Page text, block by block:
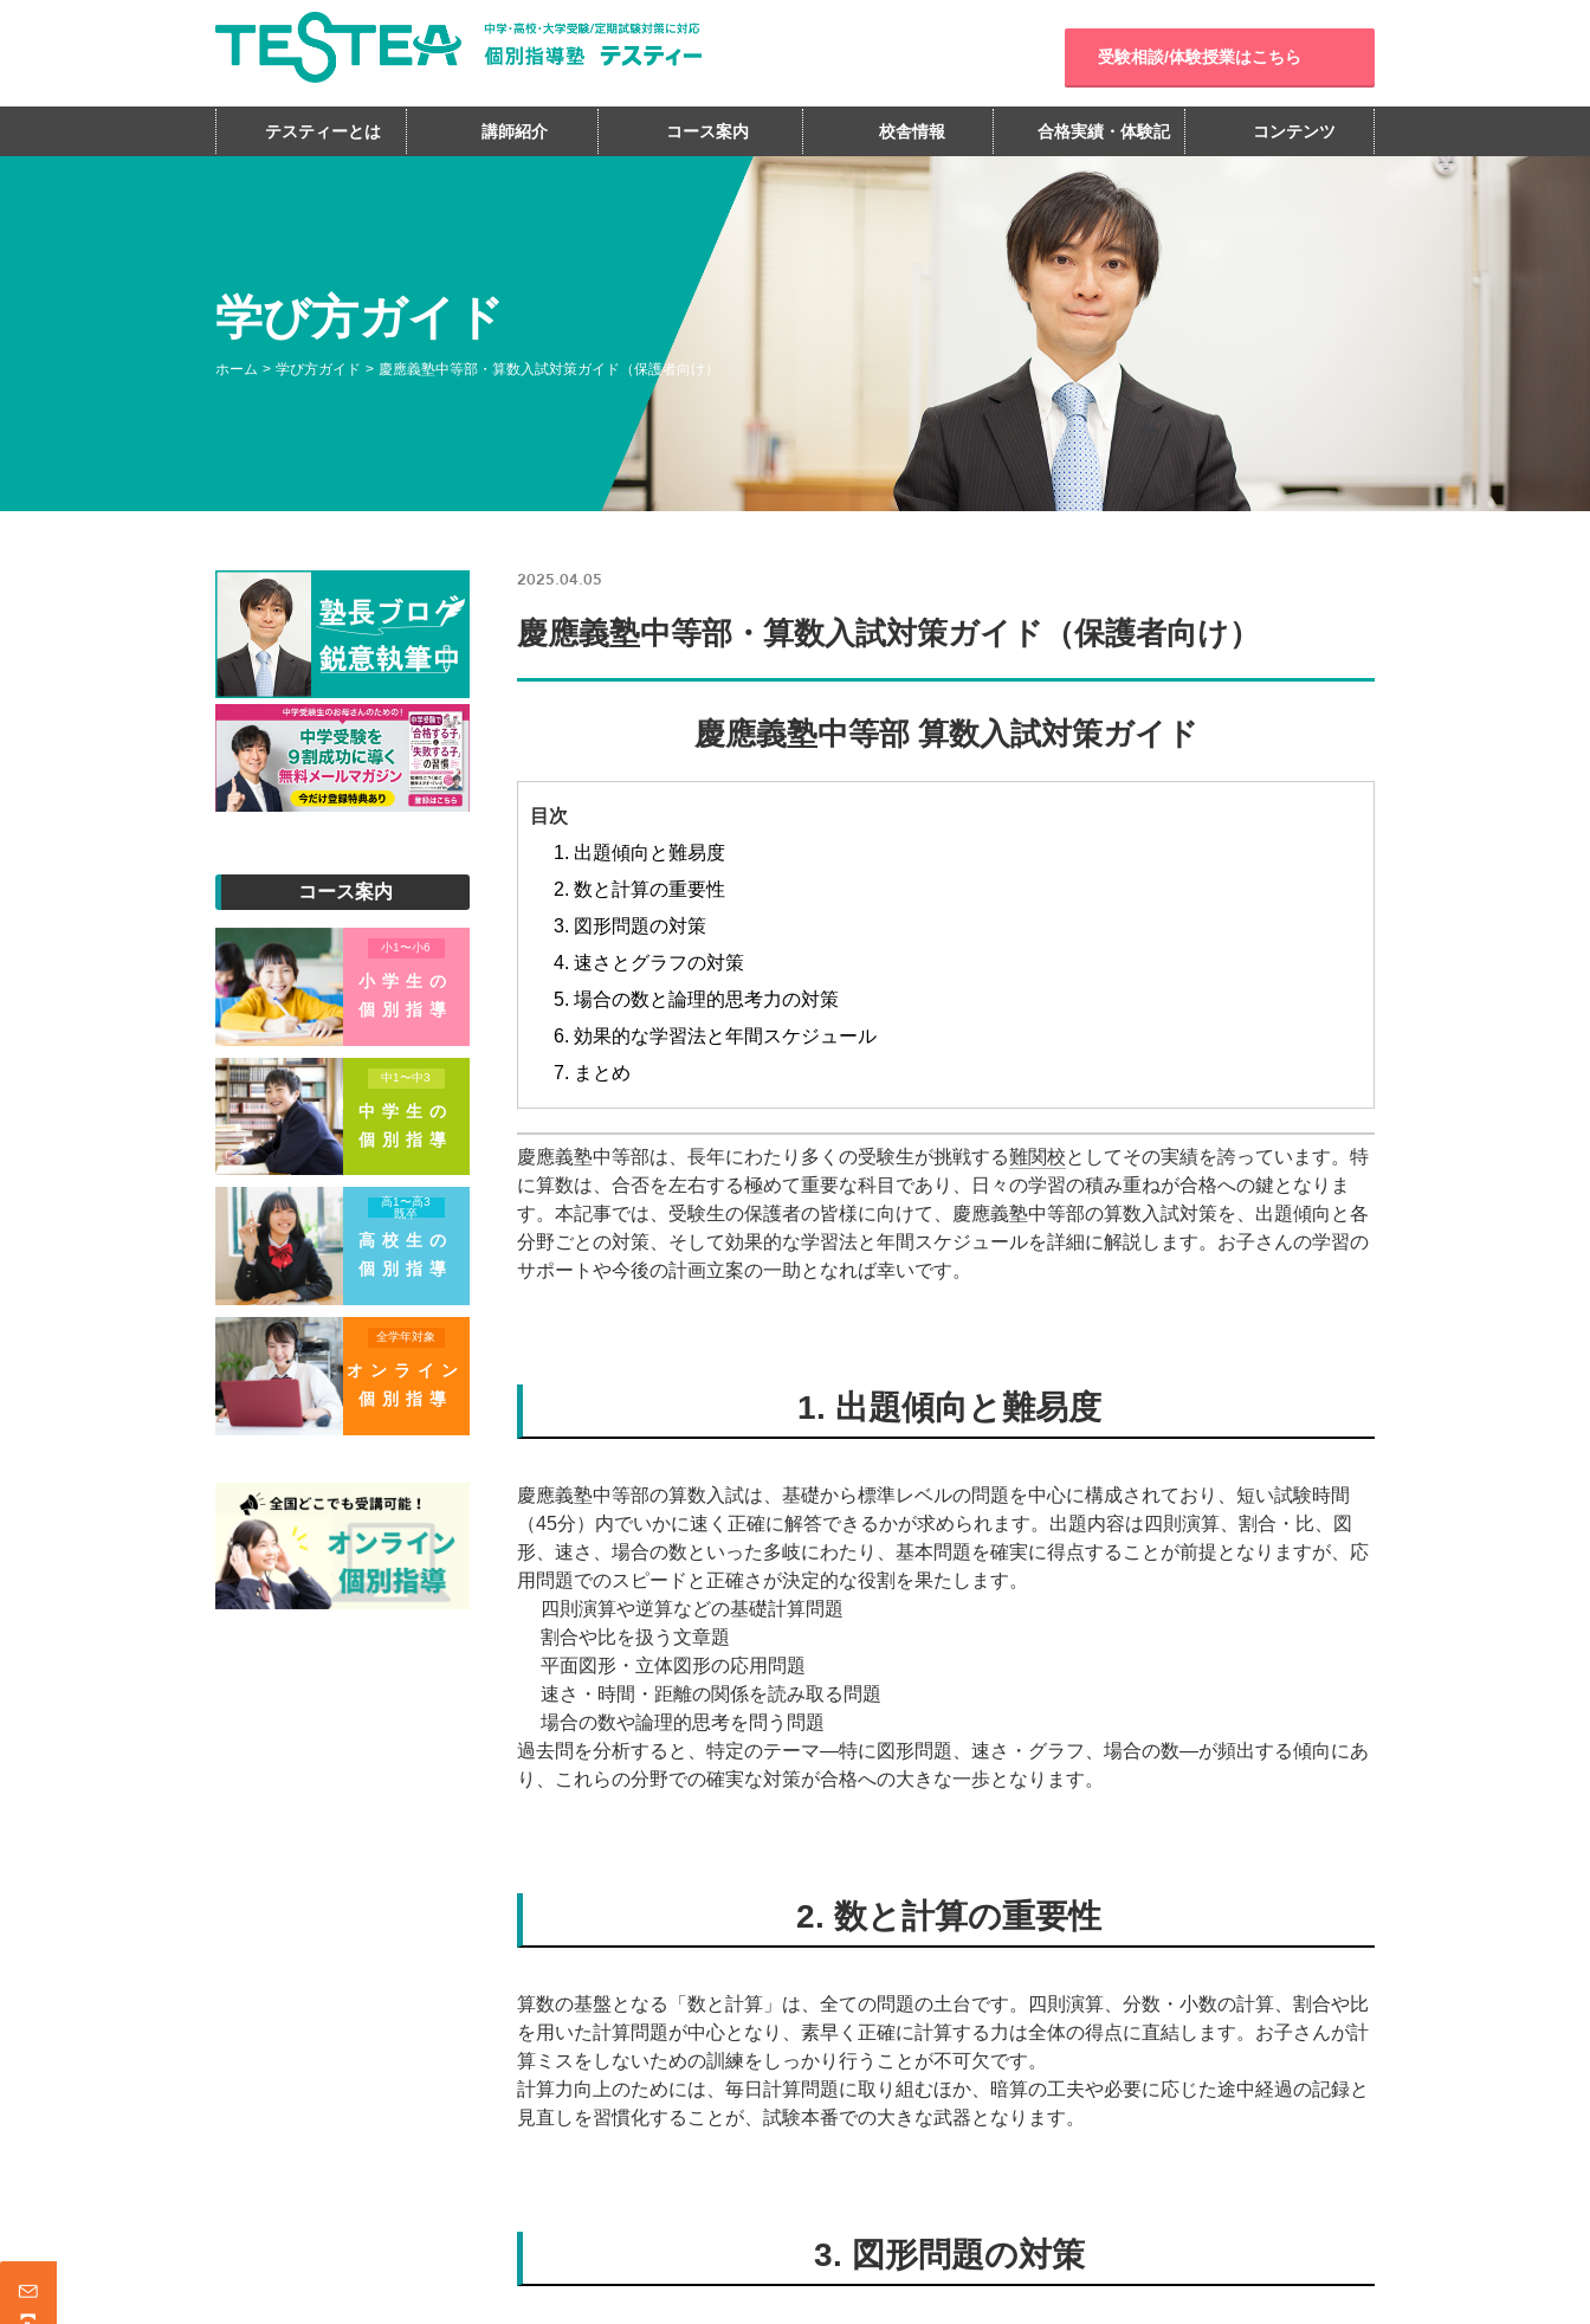
受験相談/体験授業はこちら
テスティーとは 講師紹介 コース案内 校舎情報 合格実績・体験記 コンテンツ
学び方ガイド
ホーム 学び方ガイド 慶應義塾中等部・算数入試対策ガイド（保護者向け）
コース案内
小1〜小6
小学生の
個別指導
中1〜中3
中学生の
個別指導
高1〜高3
既卒
高校生の
個別指導
全学年対象
オンライン
個別指導
2025.04.05
慶應義塾中等部・算数入試対策ガイド（保護者向け）
慶應義塾中等部 算数入試対策ガイド
目次
1. 出題傾向と難易度
2. 数と計算の重要性
3. 図形問題の対策
4. 速さとグラフの対策
5. 場合の数と論理的思考力の対策
6. 効果的な学習法と年間スケジュール
7. まとめ
慶應義塾中等部は、長年にわたり多くの受験生が挑戦する難関校としてその実績を誇っています。特
に算数は、合否を左右する極めて重要な科目であり、日々の学習の積み重ねが合格への鍵となりま
す。本記事では、受験生の保護者の皆様に向けて、慶應義塾中等部の算数入試対策を、出題傾向と各
分野ごとの対策、そして効果的な学習法と年間スケジュールを詳細に解説します。お子さんの学習の
サポートや今後の計画立案の一助となれば幸いです。
1. 出題傾向と難易度
慶應義塾中等部の算数入試は、基礎から標準レベルの問題を中心に構成されており、短い試験時間
（45分）内でいかに速く正確に解答できるかが求められます。出題内容は四則演算、割合・比、図
形、速さ、場合の数といった多岐にわたり、基本問題を確実に得点することが前提となりますが、応
用問題でのスピードと正確さが決定的な役割を果たします。
四則演算や逆算などの基礎計算問題
割合や比を扱う文章題
平面図形・立体図形の応用問題
速さ・時間・距離の関係を読み取る問題
場合の数や論理的思考を問う問題
過去問を分析すると、特定のテーマ―特に図形問題、速さ・グラフ、場合の数―が頻出する傾向にあ
り、これらの分野での確実な対策が合格への大きな一歩となります。
2. 数と計算の重要性
算数の基盤となる「数と計算」は、全ての問題の土台です。四則演算、分数・小数の計算、割合や比
を用いた計算問題が中心となり、素早く正確に計算する力は全体の得点に直結します。お子さんが計
算ミスをしないための訓練をしっかり行うことが不可欠です。
計算力向上のためには、毎日計算問題に取り組むほか、暗算の工夫や必要に応じた途中経過の記録と
見直しを習慣化することが、試験本番での大きな武器となります。
3. 図形問題の対策